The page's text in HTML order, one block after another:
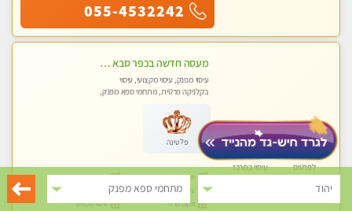
יהוד מתחמי ספא מפנק
055-4532242
לפרטים
נוספים
עיסוי במרכז
גבעת שמואל
מעסה חדשה בכפר סבא כל סוגי העיסויים מעסה מקצועית ואיכותית פרטי!!!מומלץ לחלוטין!! ללא מין !
עיסוי מפנק, עיסוי מקצועי, עיסוי
בקלניקה פרטית, מתחמי ספא מפנק,
פלטינה
מקלחת
חניה חינם
עיסוי מרגיע
מקום פרטי
עיסוי מקצועי